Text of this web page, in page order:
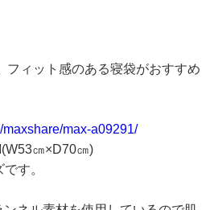
フィット感のある寝袋がおすすめ
max-a09291/
㎝×D70㎝)
す。